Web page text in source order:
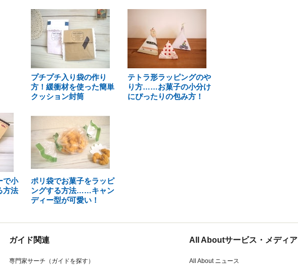
プチプチ入り袋の作り
方！緩衝材を使った簡単
クッション封筒
テトラ形ラッピングのや
り方……お菓子の小分け
にぴったりの包み方！
で小
方法
ポリ袋でお菓子をラッピ
ングする方法……キャン
ディー型が可愛い！
ガイド関連
専門家サーチ（ガイドを探す）
All Aboutサービス・メディア
All About ニュース